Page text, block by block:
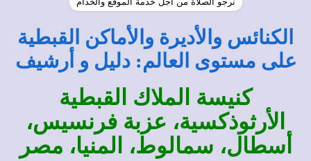
الكنائس والأديرة والأماكن القبطية
على مستوى العالم: دليل و أرشيف
كنيسة الملاك القبطية
الأرثوذكسية، عزبة فرنسيس،
أسطال، سمالوط، المنيا، مصر